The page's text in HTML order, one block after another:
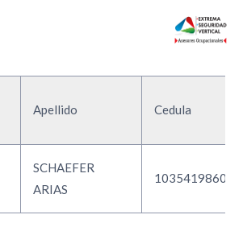
Apellido Cedula
SCHAEFER
ARIAS
1035419860